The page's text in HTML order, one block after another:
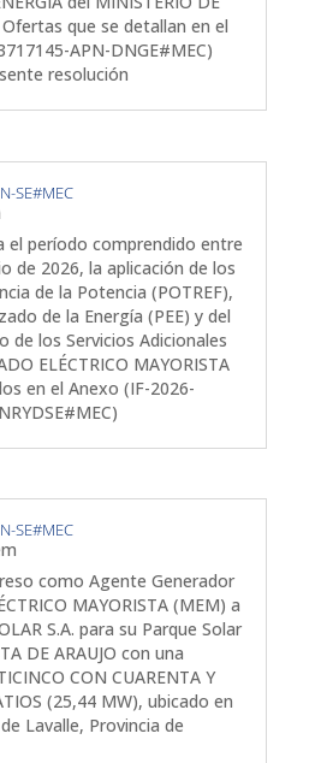
que se detallan en el
APN-DNGE#MEC)
resolución
SE#MEC
el período comprendido entre
de 2026, la aplicación de los
de la Potencia (POTREF),
de la Energía (PEE) y del
de los Servicios Adicionales
ELÉCTRICO MAYORISTA
en el Anexo (IF-2026-
SE#MEC
como Agente Generador
MAYORISTA (MEM) a
S.A. para su Parque Solar
DE ARAUJO con una
CON CUARENTA Y
(25,44 MW), ubicado en
Lavalle, Provincia de